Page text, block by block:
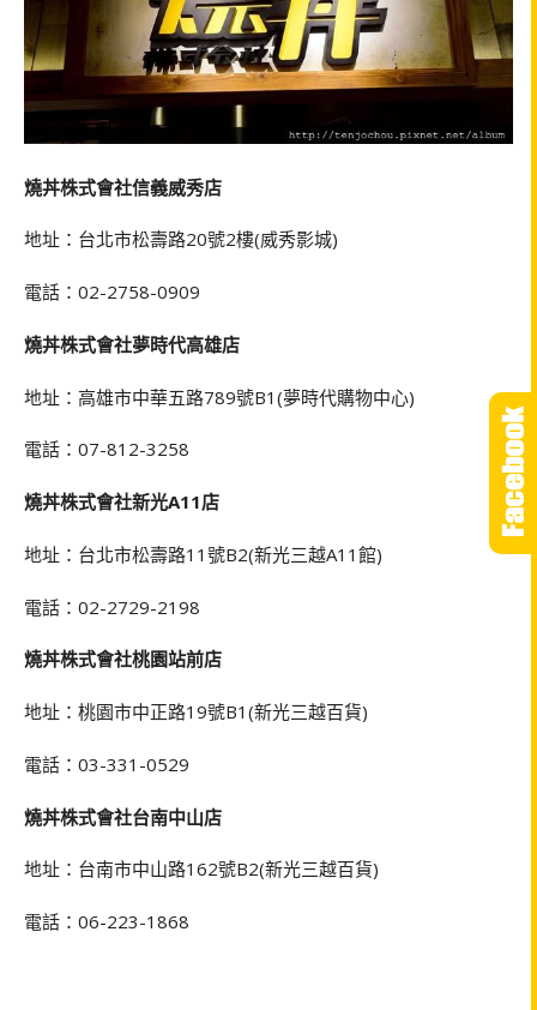
燒丼株式會社信義威秀店
地址：台北市松壽路20號2樓(威秀影城)
電話：02-2758-0909
燒丼株式會社夢時代高雄店
地址：高雄市中華五路789號B1(夢時代購物中心)
電話：07-812-3258
燒丼株式會社新光A11店
地址：台北市松壽路11號B2(新光三越A11館)
電話：02-2729-2198
燒丼株式會社桃園站前店
地址：桃園市中正路19號B1(新光三越百貨)
電話：03-331-0529
燒丼株式會社台南中山店
地址：台南市中山路162號B2(新光三越百貨)
電話：06-223-1868